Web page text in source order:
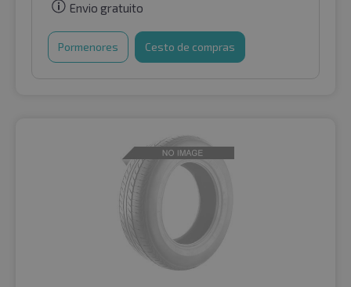
Envio gratuito
Pormenores Cesto de compras